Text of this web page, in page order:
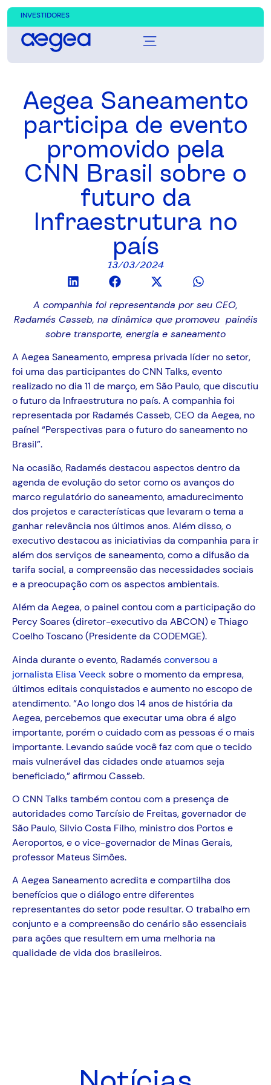
INVESTIDORES
Aegea Saneamento
participa de evento
promovido pela
CNN Brasil sobre o
futuro da
Infraestrutura no
país
13/03/2024
A companhia foi representanda por seu CEO,
Radamés Casseb, na dinâmica que promoveu painéis
sobre transporte, energia e saneamento
A Aegea Saneamento, empresa privada líder no setor,
foi uma das participantes do CNN Talks, evento
realizado no dia 11 de março, em São Paulo, que discutiu
o futuro da Infraestrutura no país. A companhia foi
representada por Radamés Casseb, CEO da Aegea, no
paínel “Perspectivas para o futuro do saneamento no
Brasil”.
Na ocasião, Radamés destacou aspectos dentro da
agenda de evolução do setor como os avanços do
marco regulatório do saneamento, amadurecimento
dos projetos e características que levaram o tema a
ganhar relevância nos últimos anos. Além disso, o
executivo destacou as iniciativias da companhia para ir
além dos serviços de saneamento, como a difusão da
tarifa social, a compreensão das necessidades sociais
e a preocupação com os aspectos ambientais.
Além da Aegea, o painel contou com a participação do
Percy Soares (diretor-executivo da ABCON) e Thiago
Coelho Toscano (Presidente da CODEMGE).
Ainda durante o evento, Radamésconversou a
jornalista Elisa Veecksobre o momento da empresa,
últimos editais conquistados e aumento no escopo de
atendimento. “Ao longo dos 14 anos de história da
Aegea, percebemos que executar uma obra é algo
importante, porém o cuidado com as pessoas é o mais
importante. Levando saúde você faz com que o tecido
mais vulnerável das cidades onde atuamos seja
beneficiado,” afirmou Casseb.
O CNN Talks também contou com a presença de
autoridades como Tarcísio de Freitas, governador de
São Paulo, Silvio Costa Filho, ministro dos Portos e
Aeroportos, e o vice-governador de Minas Gerais,
professor Mateus Simões.
A Aegea Saneamento acredita e compartilha dos
benefícios que o diálogo entre diferentes
representantes do setor pode resultar. O trabalho em
conjunto e a compreensão do cenário são essenciais
para ações que resultem em uma melhoria na
qualidade de vida dos brasileiros.